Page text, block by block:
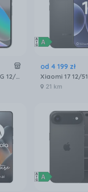
Google Pixel 10 5G 12/256GB Obsydian
od 4 199 zł
21 km